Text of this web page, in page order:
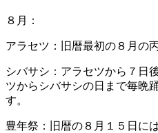
８月：
アラセツ：旧暦最初の８月の
シバサシ：アラセツから７日
ツからシバサシの日まで毎晩
す。
豊年祭：旧暦の８月１５日に